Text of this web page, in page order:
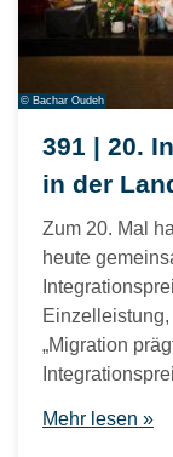
© Bachar Oudeh
391 | 20.
in der
Zum 20. Mal
heute
„Migration
Mehr lesen »